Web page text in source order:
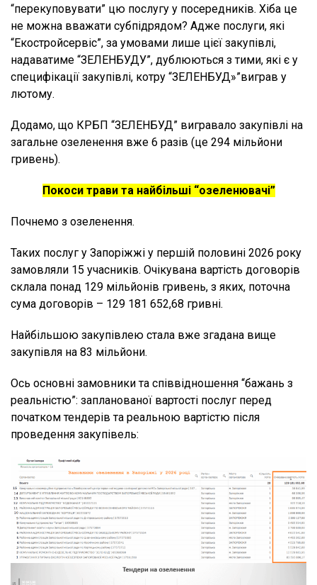
“перекуповувати” цю послугу у посередників. Хіба це
не можна вважати субпідрядом? Адже послуги, які
“Екостройсервіс”, за умовами лише цієї закупівлі,
надаватиме “ЗЕЛЕНБУДУ”, дублюються з тими, які є у
специфікації закупівлі, котру “ЗЕЛЕНБУД»”виграв у
лютому.
Додамо, що КРБП “ЗЕЛЕНБУД” вигравало закупівлі на
загальне озеленення вже 6 разів (це 294 мільйони
гривень).
Покоси трави та найбільші “озеленювачі”
Почнемо з озеленення.
Таких послуг у Запоріжжі у першій половині 2026 року
замовляли 15 учасників. Очікувана вартість договорів
склала понад 129 мільйонів гривень, з яких, поточна
сума договорів – 129 181 652,68 гривні.
Найбільшою закупівлею стала вже згадана вище
закупівля на 83 мільйони.
Ось основні замовники та співвідношення “бажань з
реальністю”: запланованої вартості послуг перед
початком тендерів та реальною вартістю після
проведення закупівель: